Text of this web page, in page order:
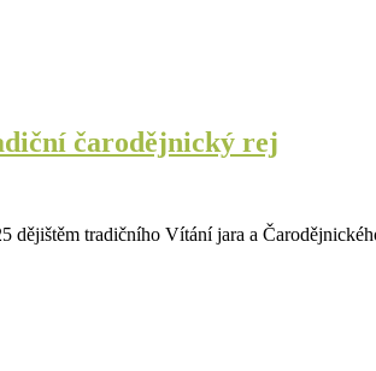
čarodějnický rej
dějištěm tradičního Vítání jara a